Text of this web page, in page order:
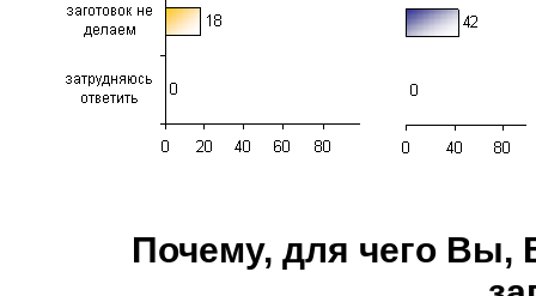
Почему, для чего Вы,